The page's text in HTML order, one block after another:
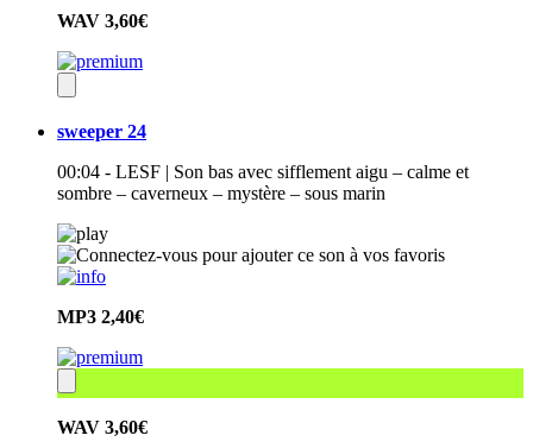
WAV 3,60€
sweeper 24
00:04 - LESF | Son bas avec sifflement aigu – calme et
sombre – caverneux – mystère – sous marin
MP3 2,40€
WAV 3,60€